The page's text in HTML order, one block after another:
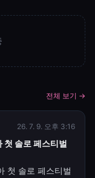
전체 보기 →
26. 7. 9. 오후 3:16
첫 솔로 페스티벌
첫 솔로 페스티벌